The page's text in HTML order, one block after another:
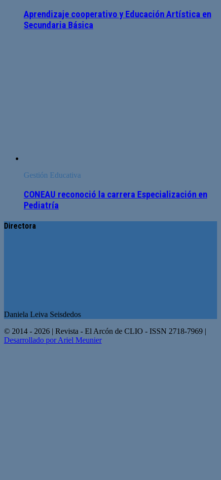
Aprendizaje cooperativo y Educación Artística en
Secundaria Básica
Gestión Educativa
CONEAU reconoció la carrera Especialización en
Pediatría
Directora
Daniela Leiva Seisdedos
© 2014 - 2026 | Revista - El Arcón de CLIO - ISSN 2718-7969 |
Desarrollado por Ariel Meunier